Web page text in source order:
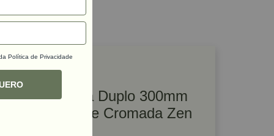
29249
Moma Duplo 300mm
com Base Cromada Zen
Política de Privacidade